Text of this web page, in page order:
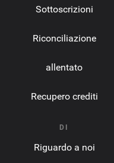
Sottoscrizioni
Riconciliazione
allentato
Recupero crediti
DI
Riguardo a noi